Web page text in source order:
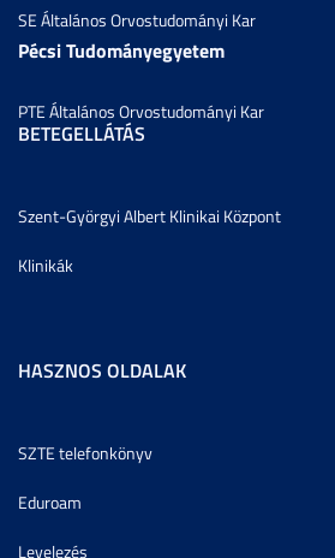
SE Általános Orvostudományi Kar
Pécsi Tudományegyetem
PTE Általános Orvostudományi Kar
BETEGELLÁTÁS
Szent-Györgyi Albert Klinikai Központ
Klinikák
HASZNOS OLDALAK
SZTE telefonkönyv
Eduroam
Levelezés